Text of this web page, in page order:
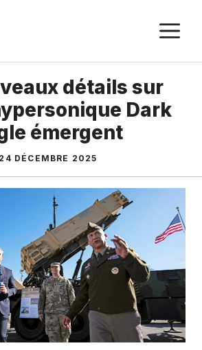
détails sur
Dark
émergent
24 DÉCEMBRE 2025